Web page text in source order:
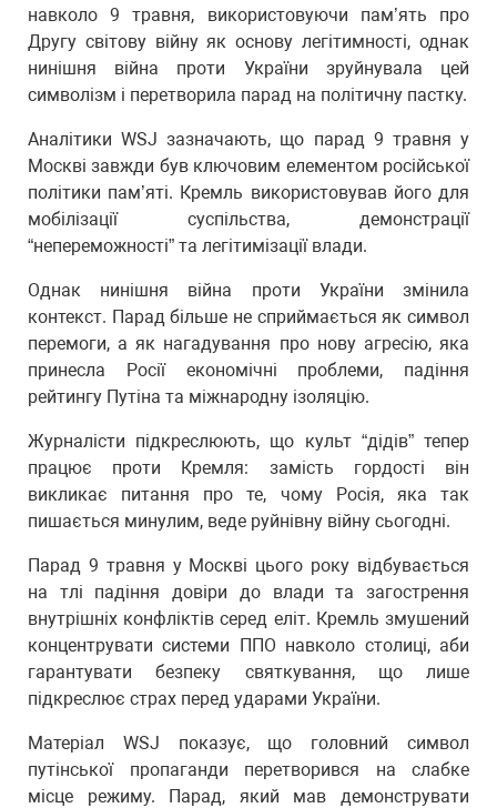
навколо 9 травня, використовуючи пам’ять про
Другу світову війну як основу легітимності, однак
нинішня війна проти України зруйнувала цей
символізм і перетворила парад на політичну пастку.
Аналітики WSJ зазначають, що парад 9 травня у
Москві завжди був ключовим елементом російської
політики пам’яті. Кремль використовував його для
мобілізації суспільства, демонстрації
“непереможності” та легітимізації влади.
Однак нинішня війна проти України змінила
контекст. Парад більше не сприймається як символ
перемоги, а як нагадування про нову агресію, яка
принесла Росії економічні проблеми, падіння
рейтингу Путіна та міжнародну ізоляцію.
Журналісти підкреслюють, що культ “дідів” тепер
працює проти Кремля: замість гордості він
викликає питання про те, чому Росія, яка так
пишається минулим, веде руйнівну війну сьогодні.
Парад 9 травня у Москві цього року відбувається
на тлі падіння довіри до влади та загострення
внутрішніх конфліктів серед еліт. Кремль змушений
концентрувати системи ППО навколо столиці, аби
гарантувати безпеку святкування, що лише
підкреслює страх перед ударами України.
Матеріал WSJ показує, що головний символ
путінської пропаганди перетворився на слабке
місце режиму. Парад, який мав демонструвати